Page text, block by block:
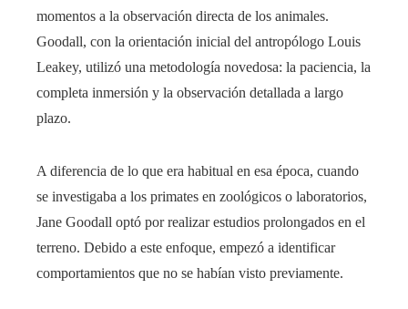
momentos a la observación directa de los animales.
Goodall, con la orientación inicial del antropólogo Louis
Leakey, utilizó una metodología novedosa: la paciencia, la
completa inmersión y la observación detallada a largo
plazo.
A diferencia de lo que era habitual en esa época, cuando
se investigaba a los primates en zoológicos o laboratorios,
Jane Goodall optó por realizar estudios prolongados en el
terreno. Debido a este enfoque, empezó a identificar
comportamientos que no se habían visto previamente.